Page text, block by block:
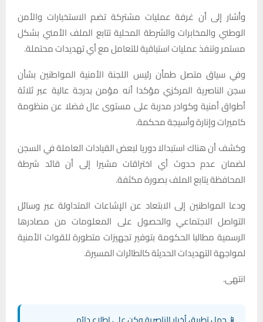
وأشار إلى أن غرفة عمليات مشتركة تضم الاستخبارات والأمن
الوطني والمخابرات والشرطة المحلية تتابع الملف الأمني بشكل
مستمر وتنفذ عمليات استباقية للتعامل مع أي تهديدات محتملة.
وفي سياق متصل طمأن رئيس اللجنة الأمنية المواطنين بشأن
سجن الناصرية المركزي مؤكدا أنه مؤمن بدرجة عالية عبر ثلاثة
أطواق أمنية وكوادر مدربة على مستوى عال فضلا عن منظومة
كاميرات وإنارة وأسيجة محكمة.
وكشف أن هناك استبدالا دوريا لبعض القيادات العاملة في السجن
لضمان عدم حدوث أي اختراقات مشيرا إلى أن قائد شرطة
المحافظة يتابع الملف بصورة مكثفة.
ودعا المواطنين إلى الابتعاد عن الإشاعات المتداولة عبر وسائل
التواصل الاجتماعي والحصول على المعلومات من مصادرها
الرسمية مطالبا الحكومة بتوفير تجهيزات متطورة للقوات الأمنية
لمواجهة التهديدات الحديثة كالطائرات المسيرة.
انتهى.